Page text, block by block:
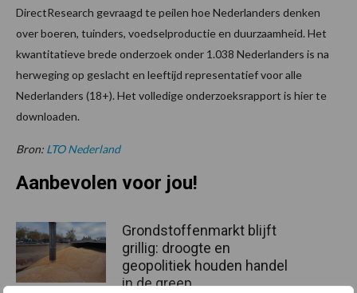
DirectResearch gevraagd te peilen hoe Nederlanders denken
over boeren, tuinders, voedselproductie en duurzaamheid. Het
kwantitatieve brede onderzoek onder 1.038 Nederlanders is na
herweging op geslacht en leeftijd representatief voor alle
Nederlanders (18+). Het volledige onderzoeksrapport is hier te
downloaden.
Bron: LTO Nederland
Aanbevolen voor jou!
Grondstoffenmarkt blijft
grillig: droogte en
geopolitiek houden handel
in de greep